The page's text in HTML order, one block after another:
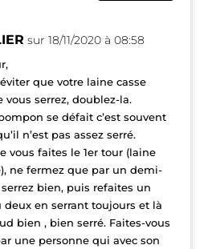
sur 18/11/2020 à 08:58
que votre laine casse
vous serrez, doublez-la.
se défait c’est souvent
n’est pas assez serré.
vous faites le 1er tour (laine
ne fermez que par un demi-
bien, puis refaites un
deux en serrant toujours et là
bien , bien serré. Faites-vous
une personne qui avec son